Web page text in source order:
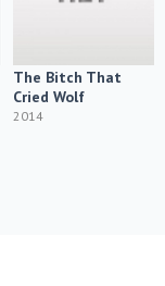
The Bitch That
Cried Wolf
2014